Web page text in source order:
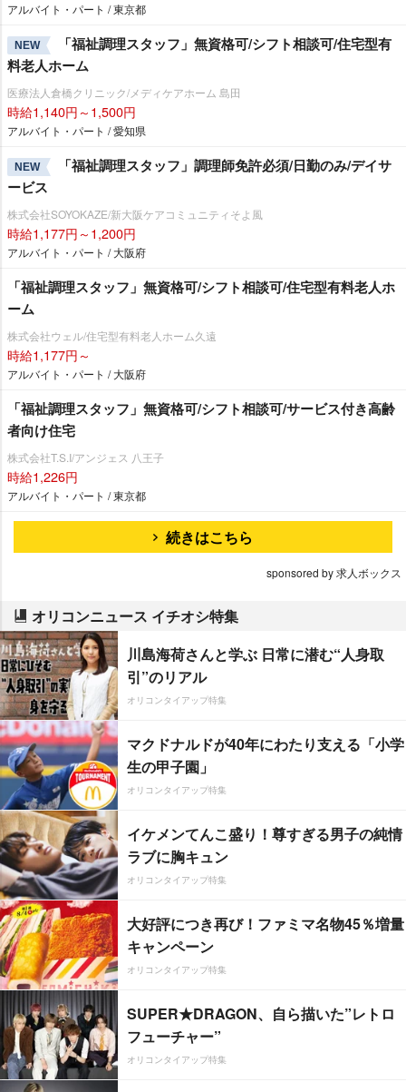
アルバイト・パート / 東京都
NEW
「福祉調理スタッフ」無資格可/シフト相談可/住宅型有
料老人ホーム
医療法人倉橋クリニック/メディケアホーム 島田
時給1,140円～1,500円
アルバイト・パート / 愛知県
NEW
「福祉調理スタッフ」調理師免許必須/日勤のみ/デイサ
ービス
株式会社SOYOKAZE/新大阪ケアコミュニティそよ風
時給1,177円～1,200円
アルバイト・パート / 大阪府
「福祉調理スタッフ」無資格可/シフト相談可/住宅型有料老人ホ
ーム
株式会社ウェル/住宅型有料老人ホーム久遠
時給1,177円～
アルバイト・パート / 大阪府
「福祉調理スタッフ」無資格可/シフト相談可/サービス付き高齢
者向け住宅
株式会社T.S.I/アンジェス 八王子
時給1,226円
アルバイト・パート / 東京都
続きはこちら
sponsored by 求人ボックス
オリコンニュース イチオシ特集
川島海荷さんと学ぶ 日常に潜む“人身取
引”のリアル
オリコンタイアップ特集
マクドナルドが40年にわたり支える「小学
生の甲子園」
オリコンタイアップ特集
イケメンてんこ盛り！尊すぎる男子の純情
ラブに胸キュン
オリコンタイアップ特集
大好評につき再び！ファミマ名物45％増量
キャンペーン
オリコンタイアップ特集
SUPER★DRAGON、自ら描いた”レトロ
フューチャー”
オリコンタイアップ特集